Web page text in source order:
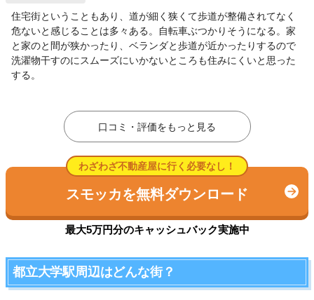
住宅街ということもあり、道が細く狭くて歩道が整備されてなく
危ないと感じることは多々ある。自転車ぶつかりそうになる。家
と家のと間が狭かったり、ベランダと歩道が近かったりするので
洗濯物干すのにスムーズにいかないところも住みにくいと思った
する。
口コミ・評価をもっと見る
わざわざ不動産屋に行く必要なし！
スモッカを無料ダウンロード
最大5万円分のキャッシュバック実施中
都立大学駅周辺はどんな街？